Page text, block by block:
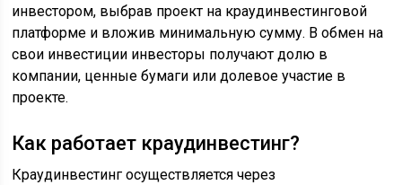
инвестором, выбрав проект на краудинвестинговой
платформе и вложив минимальную сумму. В обмен на
свои инвестиции инвесторы получают долю в
компании, ценные бумаги или долевое участие в
проекте.
Как работает краудинвестинг?
Краудинвестинг осуществляется через